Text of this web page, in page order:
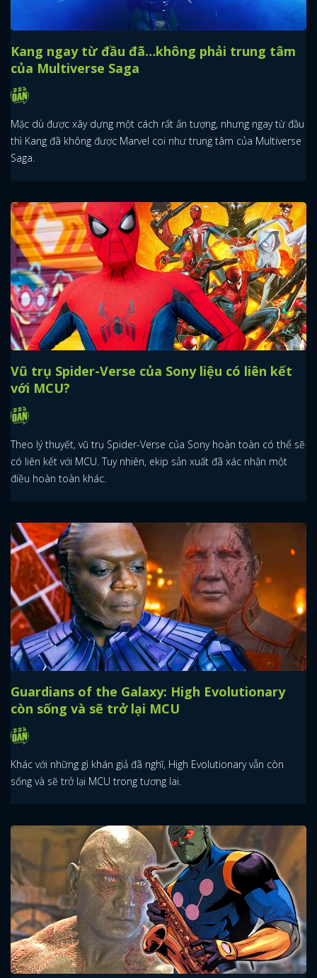
Kang ngay từ đầu đã…không phải trung tâm
của Multiverse Saga
Mặc dù được xây dựng một cách rất ấn tượng, nhưng ngay từ đầu
thì Kang đã không được Marvel coi như trung tâm của Multiverse
Saga.
Vũ trụ Spider-Verse của Sony liệu có liên kết
với MCU?
Theo lý thuyết, vũ trụ Spider-Verse của Sony hoàn toàn có thể sẽ
có liên kết với MCU. Tuy nhiên, ekip sản xuất đã xác nhận một
điều hoàn toàn khác.
Guardians of the Galaxy: High Evolutionary
còn sống và sẽ trở lại MCU
Khác với những gì khán giả đã nghĩ, High Evolutionary vẫn còn
sống và sẽ trở lại MCU trong tương lai.